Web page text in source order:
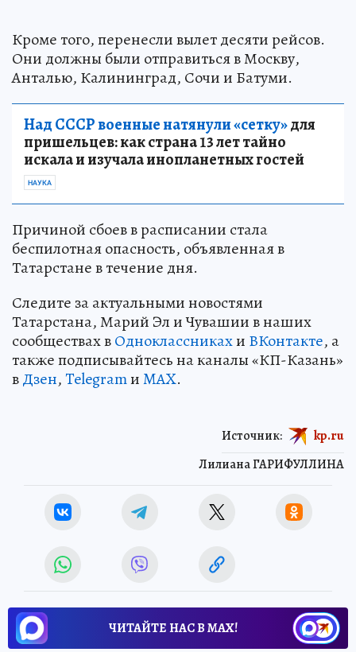
Кроме того, перенесли вылет десяти рейсов.
Они должны были отправиться в Москву,
Анталью, Калининград, Сочи и Батуми.
Над СССР военные натянули «сетку»для
пришельцев: как страна 13 лет тайно
искала и изучала инопланетных гостей
НАУКА
Причиной сбоев в расписании стала
беспилотная опасность, объявленная в
Татарстане в течение дня.
Следите за актуальными новостями
Татарстана, Марий Эл и Чувашии в наших
сообществах вОдноклассникахи ВКонтакте, а
также подписывайтесь на каналы «КП-Казань»
вДзен,TelegramиMAX.
Лилиана ГАРИФУЛЛИНА
Источник: kp.ru
ЧИТАЙТЕ НАС В МАХ!